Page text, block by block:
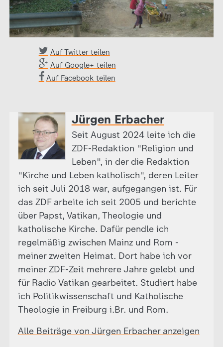
Auf Twitter teilen
Auf Google+ teilen
Auf Facebook teilen
Jürgen Erbacher
Seit August 2024 leite ich die
ZDF-Redaktion "Religion und
Leben", in der die Redaktion
"Kirche und Leben katholisch", deren Leiter
ich seit Juli 2018 war, aufgegangen ist. Für
das ZDF arbeite ich seit 2005 und berichte
über Papst, Vatikan, Theologie und
katholische Kirche. Dafür pendle ich
regelmäßig zwischen Mainz und Rom -
meiner zweiten Heimat. Dort habe ich vor
meiner ZDF-Zeit mehrere Jahre gelebt und
für Radio Vatikan gearbeitet. Studiert habe
ich Politikwissenschaft und Katholische
Theologie in Freiburg i.Br. und Rom.
Alle Beiträge von Jürgen Erbacher anzeigen